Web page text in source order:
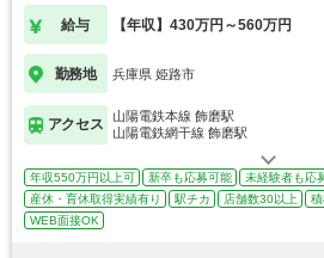
給与 【年収】430万円～560万円
勤務地 兵庫県 姫路市
アクセス
山陽電鉄本線 飾磨駅
山陽電鉄網干線 飾磨駅
年収550万円以上可 新卒も応募可能 未経験者も応
産休・育休取得実績有り
駅チカ 店舗数30以上
WEB面接OK